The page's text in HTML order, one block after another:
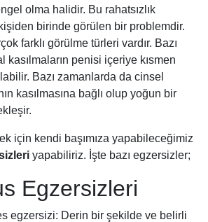
olma halidir. Bu rahatsızlık
birinde görülen bir problemdir.
farklı görülme türleri vardır. Bazı
kasılmaların penisi içeriye kısmen
Bazı zamanlarda da cinsel
kasılmasına bağlı olup yoğun bir
için kendi başımıza yapabileceğimiz
yapabiliriz. İşte bazı egzersizler;
Egzersizleri
egzersizi: Derin bir şekilde ve belirli